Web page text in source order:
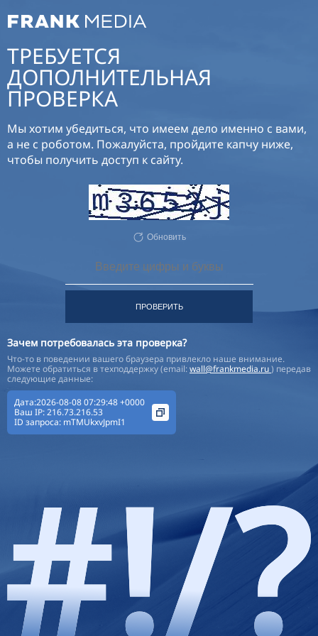
ТРЕБУЕТСЯ
ДОПОЛНИТЕЛЬНАЯ
ПРОВЕРКА
Мы хотим убедиться, что имеем дело именно с вами,
а не с роботом. Пожалуйста, пройдите капчу ниже,
чтобы получить доступ к сайту.
Обновить
ПРОВЕРИТЬ
Зачем потребовалась эта проверка?
Что-то в поведении вашего браузера привлекло наше внимание.
Можете обратиться в техподдержку (email:wall@frankmedia.ru) передав
следующие данные:
Дата:2026-08-08 07:29:48 +0000
Ваш IP:216.73.216.53
ID запроса: mTMUkxvJpmI1